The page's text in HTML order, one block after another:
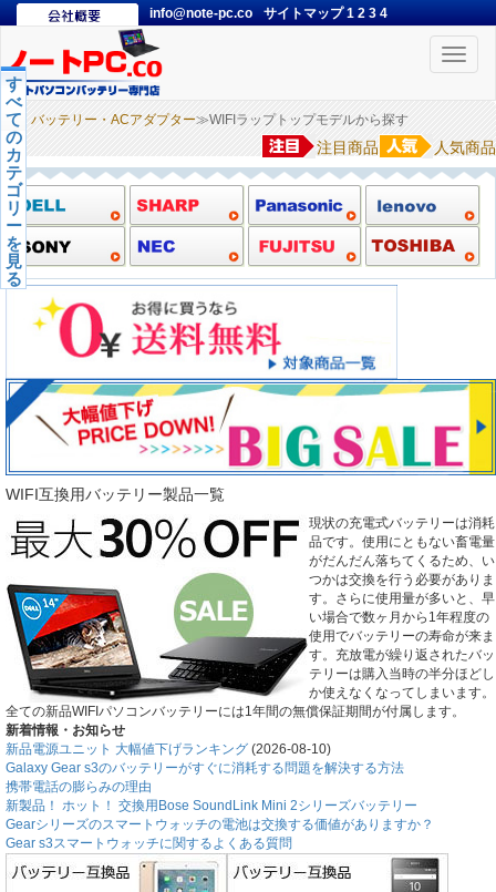
info@note-pc.co サイトマップ1 2 3 4
Toggle
バッテリー・ACアダプター≫WIFIラップトップモデルから探す
人気商品
注目商品
す
べ
て
の
カ
テ
ゴ
リ
ー
を
見
る
WIFI互換用バッテリー製品一覧
現状の充電式バッテリーは消耗
品です。使用にともない畜電量
がだんだん落ちてくるため、い
つかは交換を行う必要がありま
す。さらに使用量が多いと、早
い場合で数ヶ月から1年程度の
使用でバッテリーの寿命が来ま
す。充放電が繰り返されたバッ
テリーは購入当時の半分ほどし
か使えなくなってしまいます。
全ての新品WIFIパソコンバッテリーには1年間の無償保証期間が付属します。
新着情報・お知らせ
新品電源ユニット 大幅値下げランキング (2026-08-10)
Galaxy Gear s3のバッテリーがすぐに消耗する問題を解決する方法
携帯電話の膨らみの理由
新製品！ ホット！ 交換用Bose SoundLink Mini 2シリーズバッテリー
Gearシリーズのスマートウォッチの電池は交換する価値がありますか？
Gear s3スマートウォッチに関するよくある質問